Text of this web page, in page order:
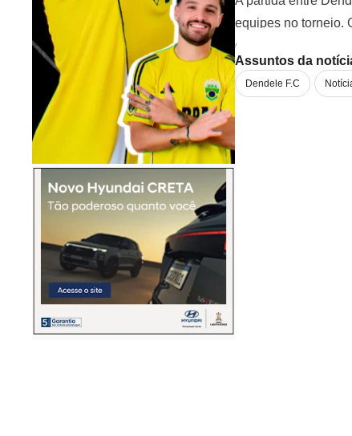
equipes no torneio.
confronto
Assuntos da
Dendele F.C